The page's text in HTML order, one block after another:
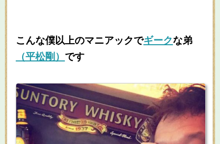
こんな僕以上のマニアックでギークな弟
（平松剛） です